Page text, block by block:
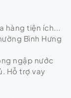
hàng tiện ích...
Bình Hưng
ngập nước
Hỗ trợ vay